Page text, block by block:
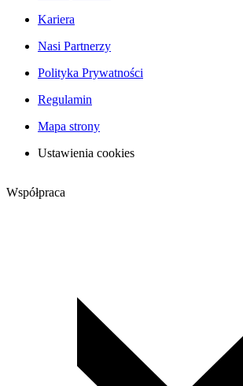
Kariera
Nasi Partnerzy
Polityka Prywatności
Regulamin
Mapa strony
Ustawienia cookies
Współpraca